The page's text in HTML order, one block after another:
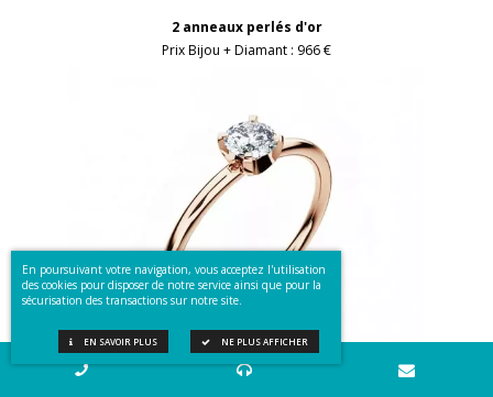
2 anneaux perlés d'or
Prix Bijou + Diamant : 966 €
En poursuivant votre navigation, vous acceptez l'utilisation
des cookies pour disposer de notre service ainsi que pour la
sécurisation des transactions sur notre site.
NE PLUS AFFICHER
EN SAVOIR PLUS